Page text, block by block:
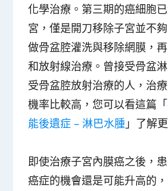
化學治療。第三期的癌細胞
宮，僅是開刀移除子宮並不
做骨盆腔灌洗與移除網膜，
和放射線治療。曾接受骨盆
受骨盆腔放射治療的人，治
機率比較高，您可以看這篇「
能後遺症 – 淋巴水腫 」了解
即使治療子宮內膜癌之後，
癌症的機會還是可能升高的